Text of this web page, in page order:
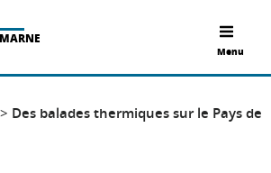
Menu
MARNE
> Des balades thermiques sur le Pays de